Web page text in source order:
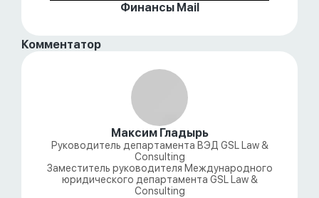
Финансы Mail
Комментатор
Максим Гладырь
Руководитель департамента ВЭД GSL Law &
Consulting
Заместитель руководителя Международного
юридического департамента GSL Law &
Consulting